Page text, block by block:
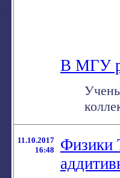
В МГУ
11.10.2017
16:48
Физики